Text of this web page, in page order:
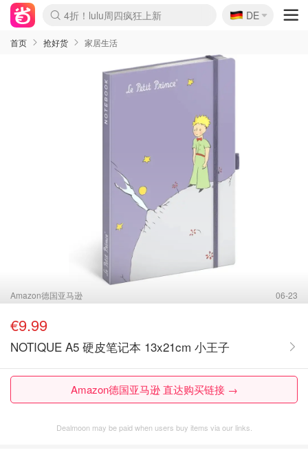
Boticinal 夏促开抢！
4折！lulu周四疯狂上新
还没结束！&OtherStories大促
Joybuy变相75折 随时失效
速领！Stanley独家85折
疑似霸哥！Camper额外叠85折
Zalando 奥莱闪促！每日更新
Moncler反季囤！5折起+叠9折
Coach Brooklyn仅€192
🇩🇪
DE
首页 抢好货 家居生活
Amazon德国亚马逊 06-23
€9.99
NOTIQUE A5 硬皮笔记本 13x21cm 小王子
Amazon德国亚马逊 直达购买链接 →
Dealmoon may be paid when users buy items via our links.